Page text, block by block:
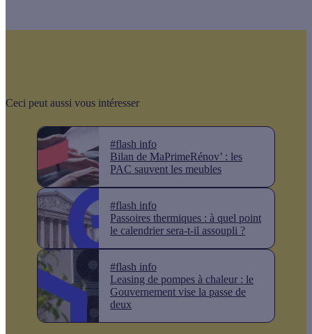
Ceci peut aussi vous intéresser
#flash info
Bilan de MaPrimeRénov’ : les
PAC sauvent les meubles
#flash info
Passoires thermiques : à quel point
le calendrier sera-t-il assoupli ?
#flash info
Leasing de pompes à chaleur : le
Gouvernement vise la passe de
deux